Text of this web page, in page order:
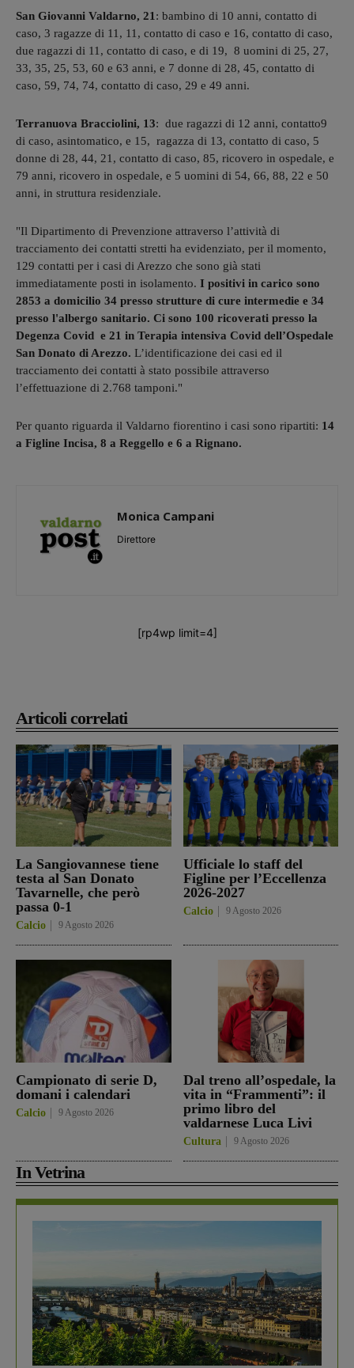
Articoli correlati
La Sangiovannese tiene
testa al San Donato
Tavarnelle, che però
passa 0-1
Calcio 9 Agosto 2026
Ufficiale lo staff del
Figline per l’Eccellenza
2026-2027
Calcio 9 Agosto 2026
Campionato di serie D,
domani i calendari
Calcio 9 Agosto 2026
Dal treno all’ospedale, la
vita in “Frammenti”: il
primo libro del
valdarnese Luca Livi
Cultura 9 Agosto 2026
In Vetrina
San Giovanni Valdarno, 21 : bambino di 10 anni, contatto di
caso, 3 ragazze di 11, 11, contatto di caso e 16, contatto di caso,
due ragazzi di 11, contatto di caso, e di 19, 8 uomini di 25, 27,
33, 35, 25, 53, 60 e 63 anni, e 7 donne di 28, 45, contatto di
caso, 59, 74, 74, contatto di caso, 29 e 49 anni.
Terranuova Bracciolini, 13: due ragazzi di 12 anni, contatto9
di caso, asintomatico, e 15, ragazza di 13, contatto di caso, 5
donne di 28, 44, 21, contatto di caso, 85, ricovero in ospedale, e
79 anni, ricovero in ospedale, e 5 uomini di 54, 66, 88, 22 e 50
anni, in struttura residenziale.
"Il Dipartimento di Prevenzione attraverso l’attività di
tracciamento dei contatti stretti ha evidenziato, per il momento,
129 contatti per i casi di Arezzo che sono già stati
immediatamente posti in isolamento. I positivi in carico sono
2853 a domicilio 34 presso strutture di cure intermedie e 34
presso l'albergo sanitario. Ci sono 100 ricoverati presso la
Degenza Covid e 21 in Terapia intensiva Covid dell’Ospedale
San Donato di Arezzo. L’identificazione dei casi ed il
tracciamento dei contatti à stato possibile attraverso
l’effettuazione di 2.768 tamponi."
Per quanto riguarda il Valdarno fiorentino i casi sono ripartiti: 14
a Figline Incisa, 8 a Reggello e 6 a Rignano.
Monica Campani
Direttore
[rp4wp limit=4]